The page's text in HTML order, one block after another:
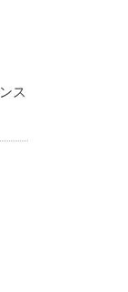
ス